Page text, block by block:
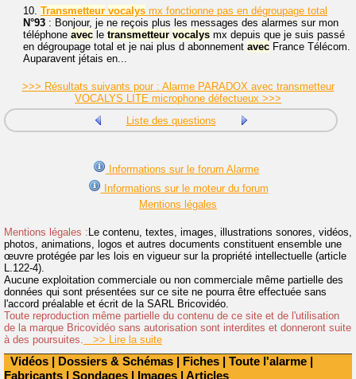
Vidéos | Dossiers & Schémas | Fiches | Toute l'alarme |
Fabricants | Sondages | Images | Articles
10. Transmetteur vocalys mx fonctionne pas en dégroupage total
N°93 : Bonjour, je ne reçois plus les messages des alarmes sur mon
téléphone avec le transmetteur vocalys mx depuis que je suis passé
en dégroupage total et je nai plus d abonnement avec France Télécom.
Auparavent jétais en...
>>> Résultats suivants pour : Alarme PARADOX avec transmetteur
VOCALYS LITE microphone défectueux >>>
Liste des questions
Informations sur le forum Alarme
Informations sur le moteur du forum
Mentions légales
Mentions légales : Le contenu, textes, images, illustrations sonores, vidéos,
photos, animations, logos et autres documents constituent ensemble une
œuvre protégée par les lois en vigueur sur la propriété intellectuelle (article
L.122-4).
Aucune exploitation commerciale ou non commerciale même partielle des
données qui sont présentées sur ce site ne pourra être effectuée sans
l'accord préalable et écrit de la SARL Bricovidéo.
Toute reproduction même partielle du contenu de ce site et de l'utilisation
de la marque Bricovidéo sans autorisation sont interdites et donneront suite
à des poursuites. >> Lire la suite